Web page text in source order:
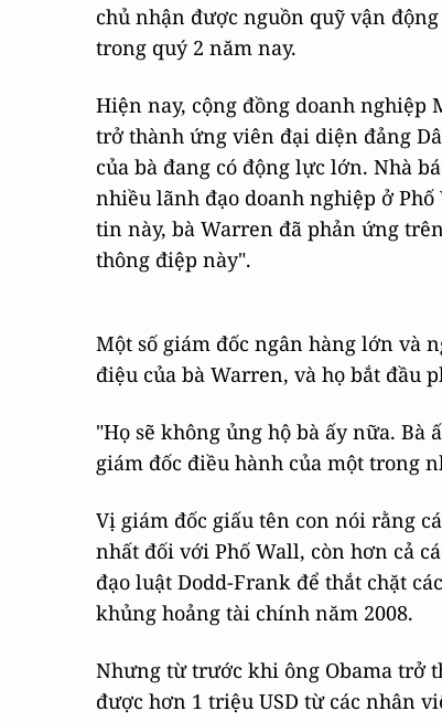
chủ nhận được nguồn quỹ vận
trong quý 2 năm nay.
Hiện nay, cộng đồng doanh nghiệp
trở thành ứng viên đại diện đảng
của bà đang có động lực lớn. Nhà
nhiều lãnh đạo doanh nghiệp ở
tin này, bà Warren đã phản ứng
thông điệp này".
Một số giám đốc ngân hàng lớn và
điệu của bà Warren, và họ bắt đầu
"Họ sẽ không ủng hộ bà ấy nữa.
giám đốc điều hành của một trong
Vị giám đốc giấu tên con nói rằng
nhất đối với Phố Wall, còn hơn cả
đạo luật Dodd-Frank để thắt chặt
khủng hoảng tài chính năm 2008.
Nhưng từ trước khi ông Obama trở
được hơn 1 triệu USD từ các nhân